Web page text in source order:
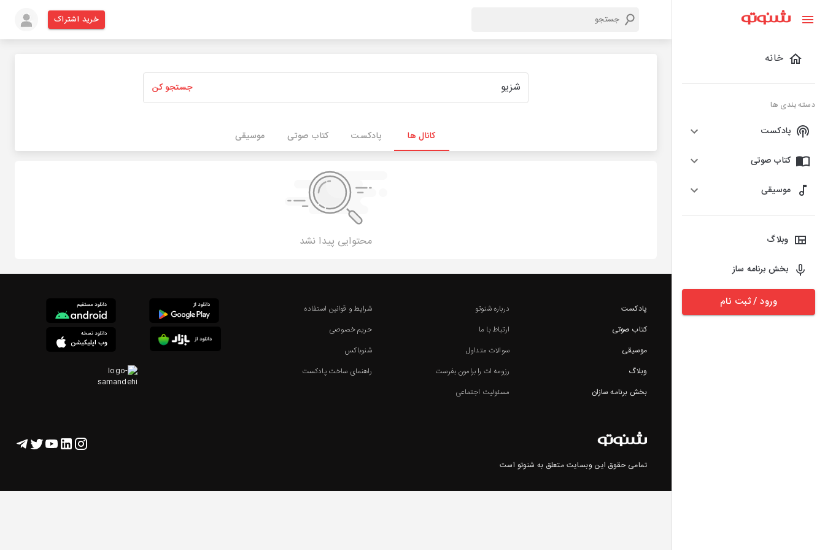
خانه
دسته بندی ها
پادکست
کتاب صوتی
موسیقی
وبلاگ
بخش برنامه ساز
ورود / ثبت نام
خرید اشتراک
جستجو کن
کانال ها پادکست کتاب صوتی موسیقی
محتوایی پیدا نشد
پادکست
کتاب صوتی
موسیقی
وبلاگ
بخش برنامه سازان
درباره شنوتو
ارتباط با ما
سوالات متداول
رزومه ات را برامون بفرست
مسئولیت اجتماعی
شرایط و قوانین استفاده
حریم خصوصی
شنوباکس
راهنمای ساخت پادکست
تمامی حقوق این وبسایت متعلق به شنوتو است